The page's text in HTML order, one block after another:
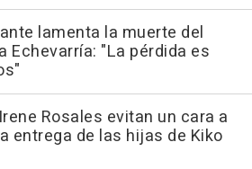
lamenta la muerte del
Echevarría: "La pérdida es
Rosales evitan un cara a
entrega de las hijas de Kiko